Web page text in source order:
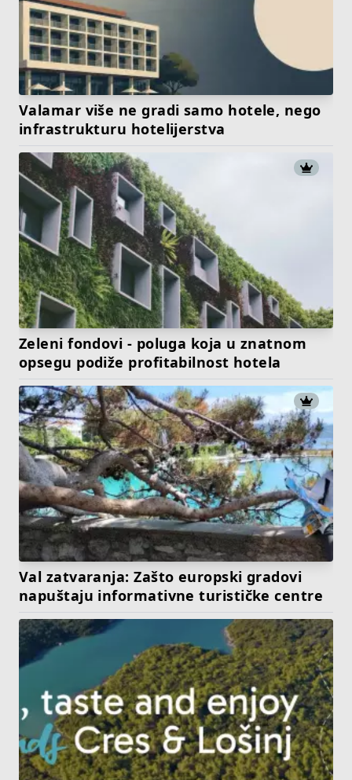
Valamar više ne gradi samo hotele, nego
infrastrukturu hotelijerstva
Zeleni fondovi - poluga koja u znatnom
opsegu podiže profitabilnost hotela
Val zatvaranja: Zašto europski gradovi
napuštaju informativne turističke centre